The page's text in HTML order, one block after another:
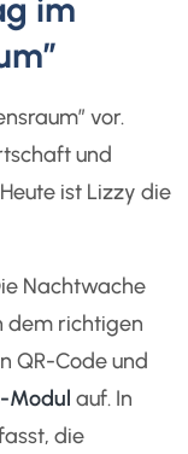
im
vor.
und
ist Lizzy die
Nachtwache
dem richtigen
QR-Code und
Modul auf. In
die